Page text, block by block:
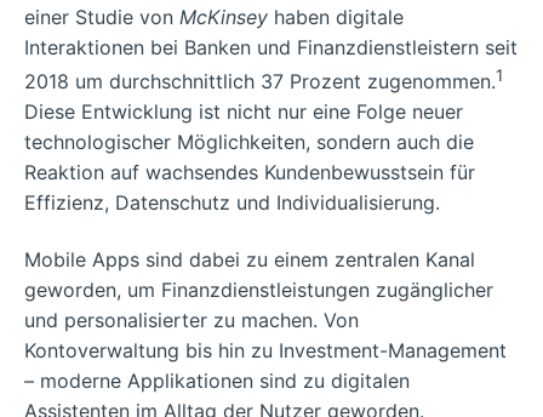
einer Studie von McKinsey haben digitale
Interaktionen bei Banken und Finanzdienstleistern seit
2018 um durchschnittlich 37 Prozent zugenommen.1
Diese Entwicklung ist nicht nur eine Folge neuer
technologischer Möglichkeiten, sondern auch die
Reaktion auf wachsendes Kundenbewusstsein für
Effizienz, Datenschutz und Individualisierung.
Mobile Apps sind dabei zu einem zentralen Kanal
geworden, um Finanzdienstleistungen zugänglicher
und personalisierter zu machen. Von
Kontoverwaltung bis hin zu Investment-Management
– moderne Applikationen sind zu digitalen
Assistenten im Alltag der Nutzer geworden.